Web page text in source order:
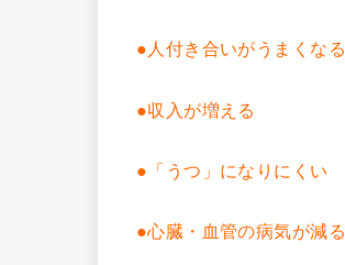
●人付き合いがうまくなる
●収入が増える
●「うつ」になりにくい
●心臓・血管の病気が減る